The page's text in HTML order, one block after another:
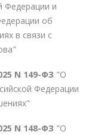
Федерации и
об
в связи с
N 149-ФЗ "О
Федерации
N 148-ФЗ "О